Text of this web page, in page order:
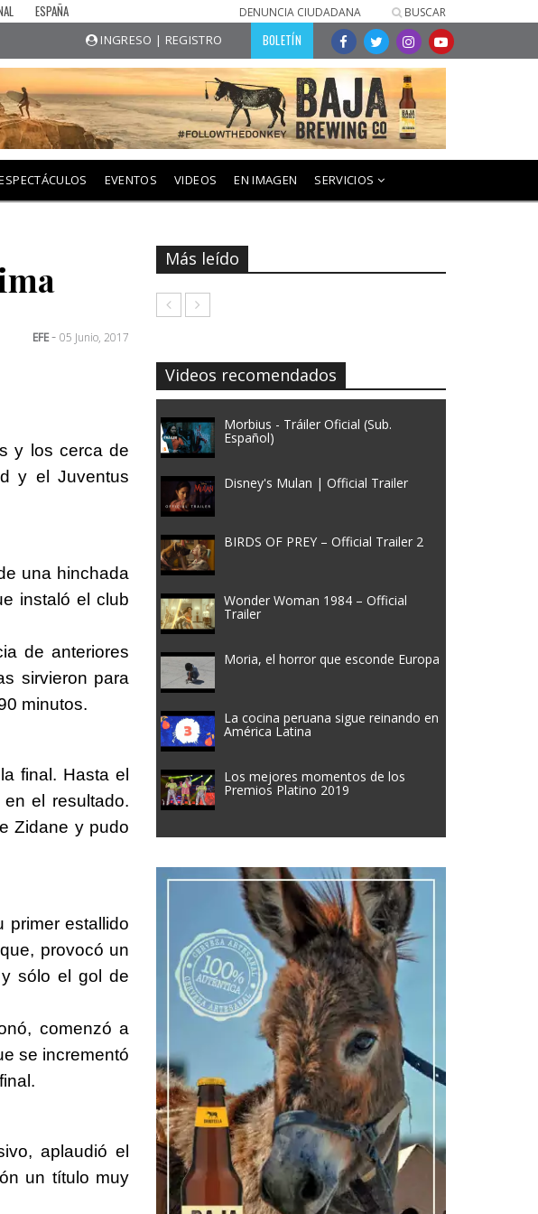
ESPAÑA DENUNCIA CIUDADANA BUSCAR
INGRESO | REGISTRO BOLETÍN
EVENTOS VIDEOS EN IMAGEN SERVICIOS
EFE- 05 Junio, 2017
y los cerca de
y el Juventus
una hinchada
instaló el club
de anteriores
sirvieron para
minutos.
final. Hasta el
el resultado.
Zidane y pudo
primer estallido
provocó un
sólo el gol de
comenzó a
se incrementó
aplaudió el
un título muy
Más leído
Videos recomendados
Morbius - Tráiler Oficial (Sub.
Español)
Disney's Mulan | Official Trailer
BIRDS OF PREY – Official Trailer 2
Wonder Woman 1984 – Official
Trailer
Moria, el horror que esconde Europa
La cocina peruana sigue reinando en
América Latina
Los mejores momentos de los
Premios Platino 2019